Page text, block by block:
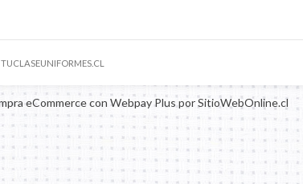
TUCLASEUNIFORMES.CL